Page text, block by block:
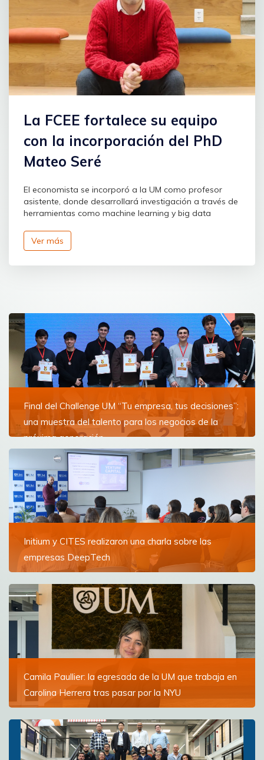
La FCEE fortalece su equipo
con la incorporación del PhD
Mateo Seré
El economista se incorporó a la UM como profesor
asistente, donde desarrollará investigación a través de
herramientas como machine learning y big data
Ver más
Final del Challenge UM “Tu empresa, tus decisiones”:
una muestra del talento para los negocios de la
próxima generación
Equipos compuestos por jóvenes de todo el país
compitieron por ver quién se quedaba con el primer
puesto del clásico certamen de la FCEE
Ver más
Initium y CITES realizaron una charla sobre las
empresas DeepTech
para explorar cómo funcionan este tipo de compañías
y su modelo de financiamiento
Ver más
Camila Paullier: la egresada de la UM que trabaja en
Carolina Herrera tras pasar por la NYU
preparada, no me siento menos que nadie en mi clase,
es más, me siento una candidata bastante fuerte
gracias a la educación que obtuve”